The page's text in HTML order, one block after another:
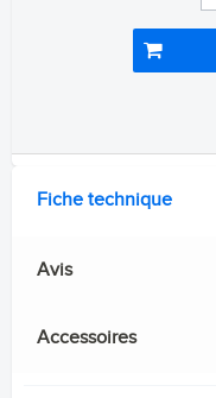
Fiche technique
Avis
Accessoires